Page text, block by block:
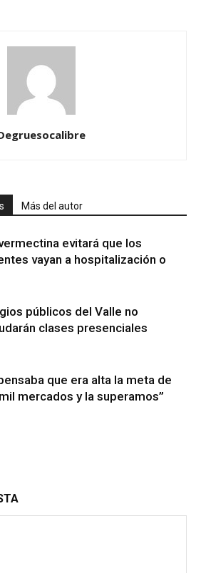
Más del autor
evitará que los
vayan a hospitalización o
públicos del Valle no
clases presenciales
que era alta la meta de
mercados y la superamos”